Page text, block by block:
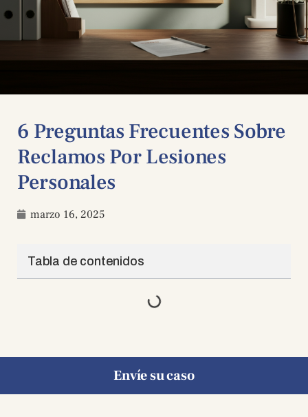
6 Preguntas Frecuentes Sobre
Reclamos Por Lesiones
Personales
marzo 16, 2025
Tabla de contenidos
Envíe su caso